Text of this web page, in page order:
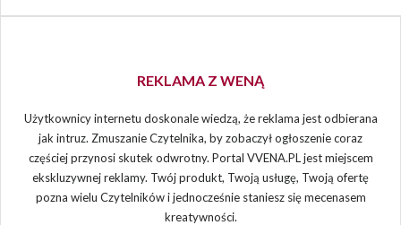
REKLAMA Z WENĄ
Użytkownicy internetu doskonale wiedzą, że reklama jest odbierana
jak intruz. Zmuszanie Czytelnika, by zobaczył ogłoszenie coraz
częściej przynosi skutek odwrotny. Portal VVENA.PL jest miejscem
ekskluzywnej reklamy. Twój produkt, Twoją usługę, Twoją ofertę
pozna wielu Czytelników i jednocześnie staniesz się mecenasem
kreatywności.